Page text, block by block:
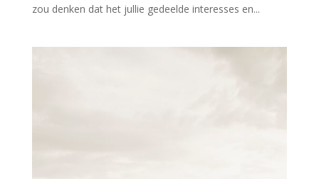
zou denken dat het jullie gedeelde interesses en...